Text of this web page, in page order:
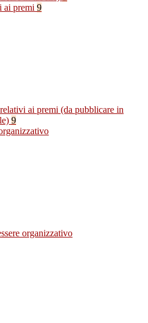
ai premi 9
ai premi (da pubblicare in
9
organizzativo